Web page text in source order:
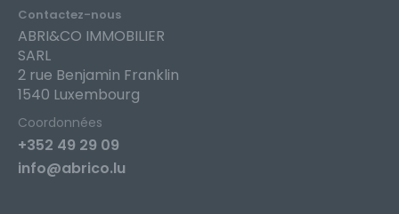
Contactez-nous
ABRI&CO IMMOBILIER
SARL
2 rue Benjamin Franklin
1540 Luxembourg
Coordonnées
+352 49 29 09
info@abrico.lu